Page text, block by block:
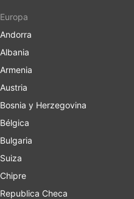
Europa
Andorra
Albania
Armenia
Austria
Bosnia y Herzegovina
Bélgica
Bulgaria
Suiza
Chipre
Republica Checa